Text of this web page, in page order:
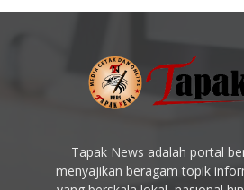
Tapak News adalah portal
menyajikan beragam topik